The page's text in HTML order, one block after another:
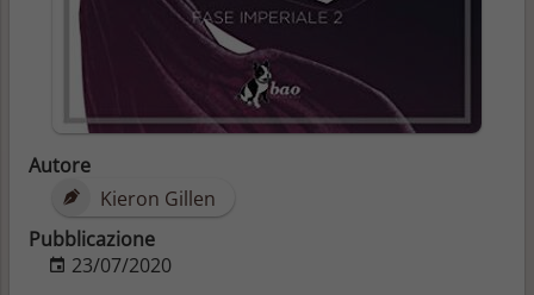
Autore
Kieron Gillen
Pubblicazione
23/07/2020